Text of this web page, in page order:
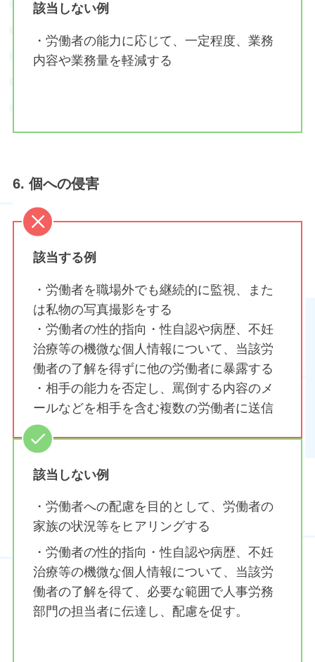
該当しない例
・労働者の能力に応じて、一定程度、業務
内容や業務量を軽減する
6. 個への侵害
該当する例
・労働者を職場外でも継続的に監視、また
は私物の写真撮影をする
・労働者の性的指向・性自認や病歴、不妊
治療等の機微な個人情報について、当該労
働者の了解を得ずに他の労働者に暴露する
・相手の能力を否定し、罵倒する内容のメ
ールなどを相手を含む複数の労働者に送信
該当しない例
・労働者への配慮を目的として、労働者の
家族の状況等をヒアリングする
・労働者の性的指向・性自認や病歴、不妊
治療等の機微な個人情報について、当該労
働者の了解を得て、必要な範囲で人事労務
部門の担当者に伝達し、配慮を促す。